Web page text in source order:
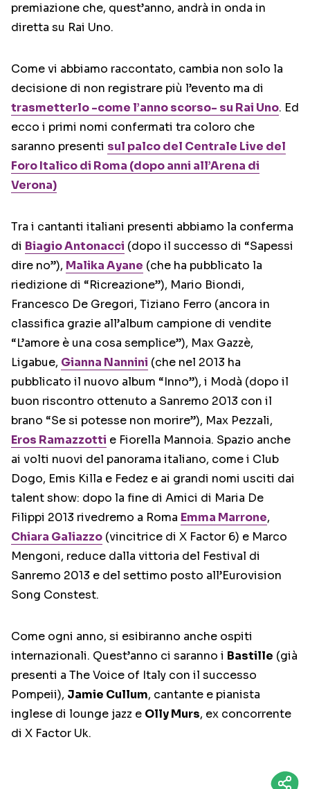
premiazione che, quest’anno, andrà in onda in
diretta su Rai Uno.
Come vi abbiamo raccontato, cambia non solo la
decisione di non registrare più l’evento ma di
trasmetterlo -come l’anno scorso- su Rai Uno. Ed
ecco i primi nomi confermati tra coloro che
saranno presenti sul palco del Centrale Live del
Foro Italico di Roma (dopo anni all’Arena di
Verona)
Tra i cantanti italiani presenti abbiamo la conferma
di Biagio Antonacci (dopo il successo di “Sapessi
dire no”), Malika Ayane (che ha pubblicato la
riedizione di “Ricreazione”), Mario Biondi,
Francesco De Gregori, Tiziano Ferro (ancora in
classifica grazie all’album campione di vendite
“L’amore è una cosa semplice”), Max Gazzè,
Ligabue, Gianna Nannini (che nel 2013 ha
pubblicato il nuovo album “Inno”), i Modà (dopo il
buon riscontro ottenuto a Sanremo 2013 con il
brano “Se si potesse non morire”), Max Pezzali,
Eros Ramazzotti e Fiorella Mannoia. Spazio anche
ai volti nuovi del panorama italiano, come i Club
Dogo, Emis Killa e Fedez e ai grandi nomi usciti dai
talent show: dopo la fine di Amici di Maria De
Filippi 2013 rivedremo a Roma Emma Marrone,
Chiara Galiazzo (vincitrice di X Factor 6) e Marco
Mengoni, reduce dalla vittoria del Festival di
Sanremo 2013 e del settimo posto all’Eurovision
Song Constest.
Come ogni anno, si esibiranno anche ospiti
internazionali. Quest’anno ci saranno i Bastille (già
presenti a The Voice of Italy con il successo
Pompeii), Jamie Cullum, cantante e pianista
inglese di lounge jazz e Olly Murs, ex concorrente
di X Factor Uk.